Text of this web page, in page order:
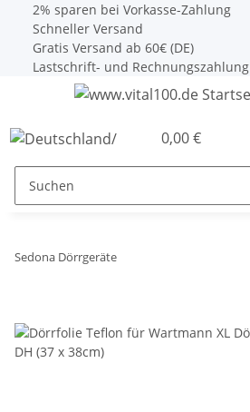
2% sparen bei Vorkasse-Zahlung
Schneller Versand
Gratis Versand ab 60€ (DE)
Lastschrift- und Rechnungszahlung
0,00 €
Sedona Dörrgeräte